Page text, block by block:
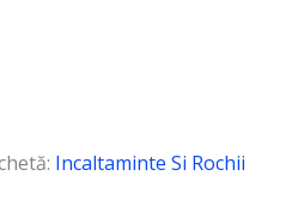
Incaltaminte Si Rochii